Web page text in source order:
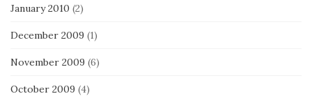
January 2010 (2)
December 2009 (1)
November 2009 (6)
October 2009 (4)